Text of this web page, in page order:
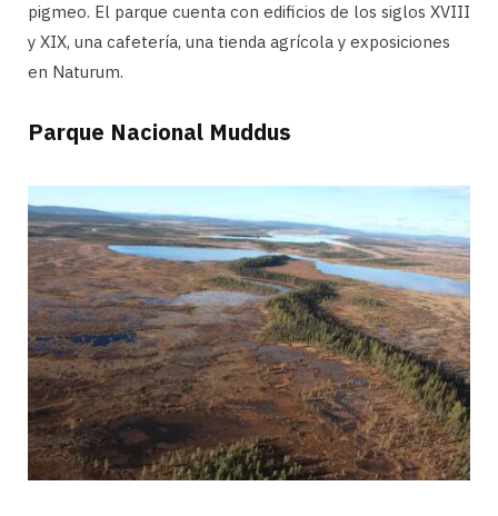
pigmeo. El parque cuenta con edificios de los siglos XVIII
y XIX, una cafetería, una tienda agrícola y exposiciones
en Naturum.
Parque Nacional Muddus